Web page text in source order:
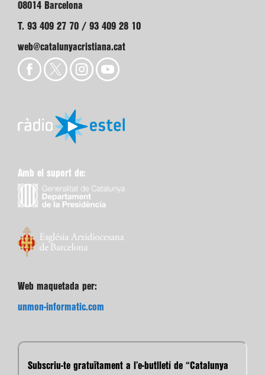
08014 Barcelona
T. 93 409 27 70 / 93 409 28 10
web@catalunyacristiana.cat
Amb el suport de:
Web maquetada per:
unmon-informatic.com
Subscriu-te gratuïtament a l’e-butlletí de “Catalunya